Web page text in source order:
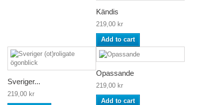
Kändis
219,00 kr
Add to cart
Sveriger...
219,00 kr
Opassande
219,00 kr
Add to cart